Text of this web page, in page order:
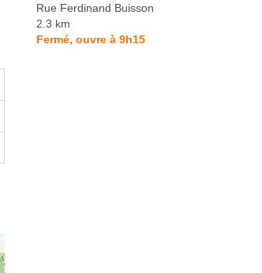
Rue Ferdinand Buisson
2.3 km
Fermé, ouvre à 9h15